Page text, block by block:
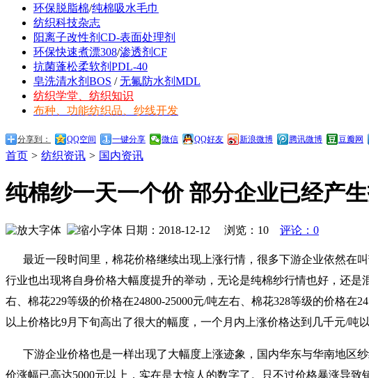
环保脱脂棉/纯棉吸水毛巾
纺织科技杂志
阳离子改性剂CD-表面处理剂
环保快速煮漂308/渗透剂CF
抗菌蓬松柔软剂PDL-40
皂洗清水剂BOS /无氟防水剂MDL
纺织学堂、纺织知识
布种、功能纺织品、纱线开发
分享到： QQ空间 一键分享 微信 QQ好友 新浪微博 腾讯微博 豆瓣网
首页 > 纺织资讯 > 国内资讯
纯棉纱一天一个价 部分企业已经产
日期：2018-12-12 浏览： 10 评论：0
最近一段时间里，棉花价格继续出现上涨行情，很多下游企业依然在
行业也出现将自身价格大幅度提升的举动，无论是纯棉纱行情也好，还
右、棉花229等级的价格在24800-25000元/吨左右、棉花328等级的价格在
以上价格比9月下旬高出了很大的幅度，一个月内上涨价格达到几千元/吨
下游企业价格也是一样出现了大幅度上涨迹象，国内华东与华南地区
价涨幅已高达5000元以上，实在是太惊人的数字了。只不过价格暴涨导